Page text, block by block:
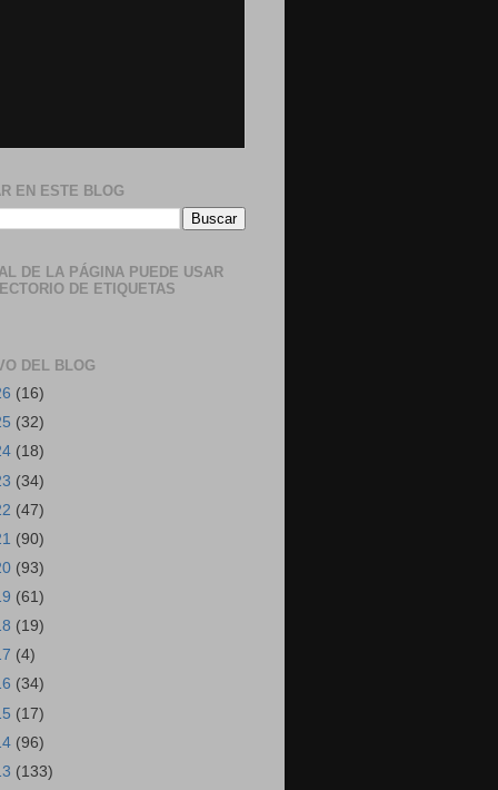
EN ESTE BLOG
DE LA PÁGINA PUEDE USAR
DE ETIQUETAS
DEL BLOG
(16)
(32)
(18)
(34)
(47)
(90)
(93)
(61)
(19)
(4)
(34)
(17)
(96)
(133)